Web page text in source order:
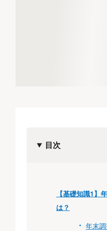
目次
【基礎知識1】
は？
年末